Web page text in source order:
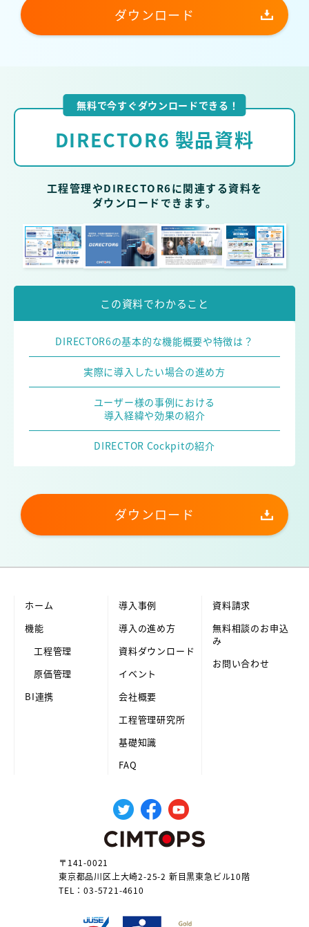
ダウンロード
無料で今すぐダウンロードできる！
DIRECTOR6 製品資料
工程管理やDIRECTOR6に関連する資料を
ダウンロードできます。
この資料でわかること
DIRECTOR6の基本的な機能概要や特徴は？
実際に導入したい場合の進め方
ユーザー様の事例における
導入経緯や効果の紹介
DIRECTOR Cockpitの紹介
ダウンロード
〒141-0021
東京都品川区上大崎2-25-2 新目黒東急ビル10階
TEL：03-5721-4610
ホーム
機能
工程管理
原価管理
BI連携
導入事例
導入の進め方
資料ダウンロード
イベント
会社概要
工程管理研究所
基礎知識
FAQ
資料請求
無料相談のお申込
み
お問い合わせ